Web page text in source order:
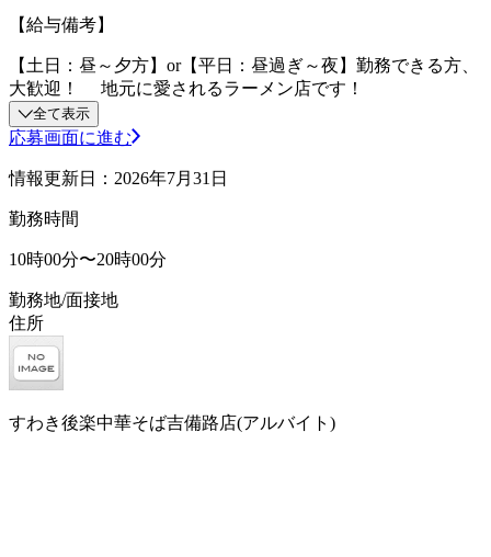
【給与備考】
【土日：昼～夕方】or【平日：昼過ぎ～夜】勤務できる方、
大歓迎！ 地元に愛されるラーメン店です！
全て表示
応募画面に進む
情報更新日：2026年7月31日
勤務時間
10時00分〜20時00分
勤務地/面接地
住所
すわき後楽中華そば吉備路店(アルバイト)